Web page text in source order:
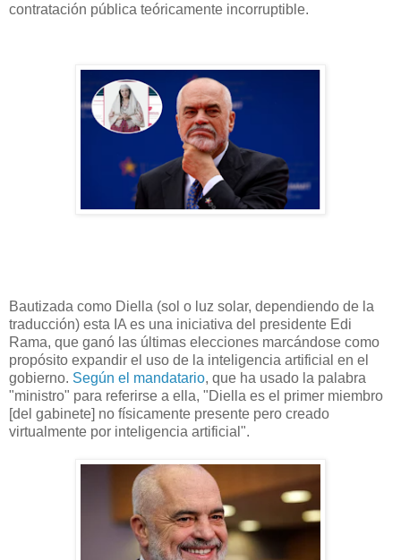
contratación pública teóricamente incorruptible.
Bautizada como Diella (sol o luz solar, dependiendo de la
traducción) esta IA es una iniciativa del presidente Edi
Rama, que ganó las últimas elecciones marcándose como
propósito expandir el uso de la inteligencia artificial en el
gobierno. Según el mandatario, que ha usado la palabra
"ministro" para referirse a ella, "Diella es el primer miembro
[del gabinete] no físicamente presente pero creado
virtualmente por inteligencia artificial".